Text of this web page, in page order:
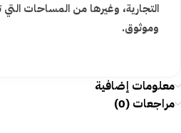
التجارية، وغيرها من المساحات
وموثوق.
معلومات إضافية
مراجعات (0)